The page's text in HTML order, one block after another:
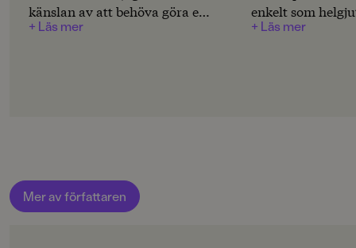
Astrid Lindgren
Board book,,,Board book
känslan av att behöva göra en
massa rörelser samtidigt (som
+ Läs mer
enkelt som
+ Läs mer
Mer av författaren